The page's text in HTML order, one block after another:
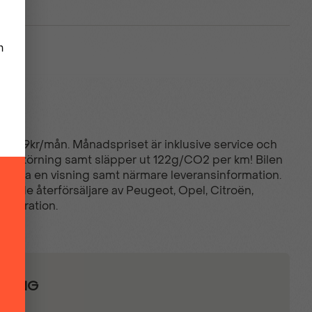
699kr/mån. Månadspriset är inklusive service och
körning samt släpper ut 122g/CO2 per km! Bilen
en visning samt närmare leveransinformation.
återförsäljare av Peugeot, Opel, Citroën,